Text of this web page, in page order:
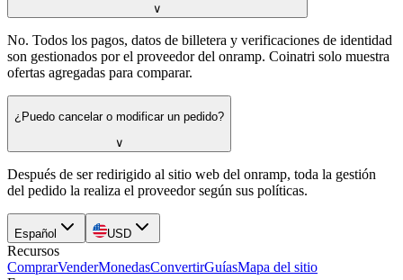
∨
No. Todos los pagos, datos de billetera y verificaciones de identidad
son gestionados por el proveedor del onramp. Coinatri solo muestra
ofertas agregadas para comparar.
¿Puedo cancelar o modificar un pedido?
∨
Después de ser redirigido al sitio web del onramp, toda la gestión
del pedido la realiza el proveedor según sus políticas.
Español USD
Recursos
ComprarVenderMonedasConvertirGuíasMapa del sitio